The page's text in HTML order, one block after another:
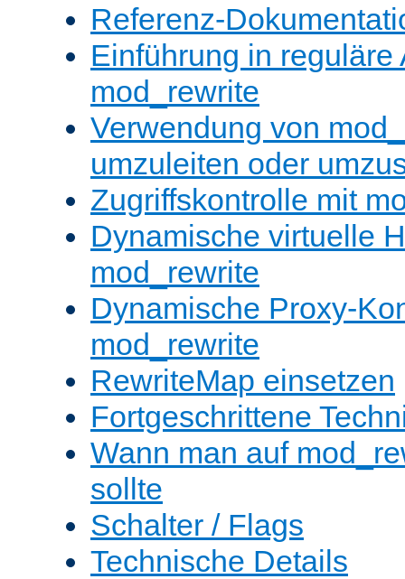
Referenz-
Einführung in reguläre
mod_rewrite
Verwendung von
umzuleiten oder
Zugriffskontrolle mit
Dynamische virtuelle
mod_rewrite
Dynamische Proxy-
mod_rewrite
RewriteMap einsetzen
Fortgeschrittene
Wann man auf
sollte
Schalter / Flags
Technische Details